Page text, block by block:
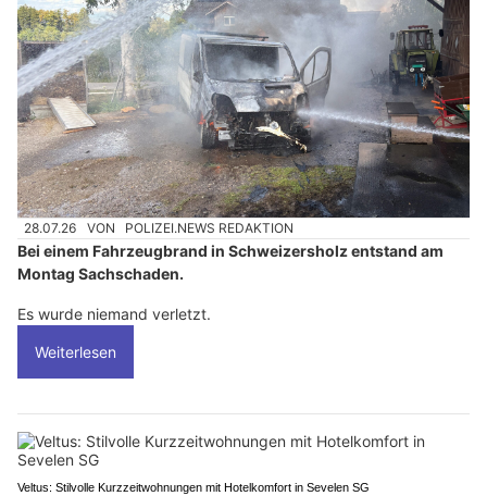
28.07.26 VON POLIZEI.NEWS REDAKTION
Bei einem Fahrzeugbrand in Schweizersholz entstand am
Montag Sachschaden.
Es wurde niemand verletzt.
Weiterlesen
Veltus: Stilvolle Kurzzeitwohnungen mit Hotelkomfort in Sevelen SG